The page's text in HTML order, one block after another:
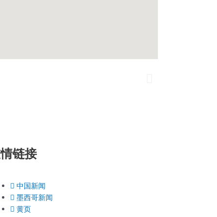
链接
中国新闻
墨西哥新闻
黄页